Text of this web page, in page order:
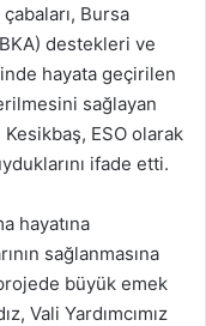
çabaları, Bursa
destekleri ve
hayata geçirilen
sağlayan
Kesikbaş, ESO olarak
ifade etti.
hayatına
sağlanmasına
büyük emek
Vali Yardımcımız